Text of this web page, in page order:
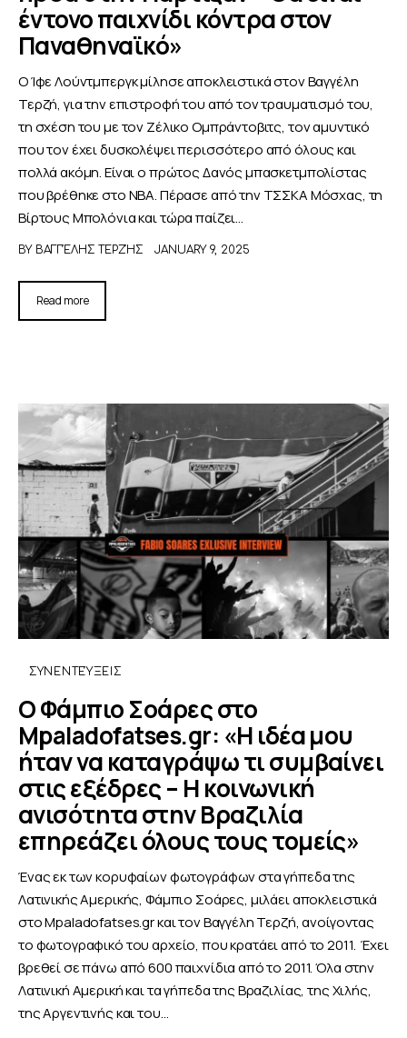
έντονο παιχνίδι κόντρα στον
Παναθηναϊκό»
Ο Ίφε Λούντμπεργκ μίλησε αποκλειστικά στον Βαγγέλη
Τερζή, για την επιστροφή του από τον τραυματισμό του,
τη σχέση του με τον Ζέλικο Ομπράντοβιτς, τον αμυντικό
που τον έχει δυσκολέψει περισσότερο από όλους και
πολλά ακόμη. Είναι ο πρώτος Δανός μπασκετμπολίστας
που βρέθηκε στο ΝΒΑ. Πέρασε από την ΤΣΣΚΑ Μόσχας, τη
Βίρτους Μπολόνια και τώρα παίζει…
BY ΒΑΓΓΈΛΗΣ ΤΕΡΖΉΣ JANUARY 9, 2025
Read more
ΣΥΝΕΝΤΕΎΞΕΙΣ
Ο Φάμπιο Σοάρες στο
Mpaladofatses.gr: «Η ιδέα μου
ήταν να καταγράψω τι συμβαίνει
στις εξέδρες – Η κοινωνική
ανισότητα στην Βραζιλία
επηρεάζει όλους τους τομείς»
Ένας εκ των κορυφαίων φωτογράφων στα γήπεδα της
Λατινικής Αμερικής, Φάμπιο Σοάρες, μιλάει αποκλειστικά
στο Mpaladofatses.gr και τον Βαγγέλη Τερζή, ανοίγοντας
το φωτογραφικό του αρχείο, που κρατάει από το 2011. Έχει
βρεθεί σε πάνω από 600 παιχνίδια από το 2011. Όλα στην
Λατινική Αμερική και τα γήπεδα της Βραζιλίας, της Χιλής,
της Αργεντινής και του…